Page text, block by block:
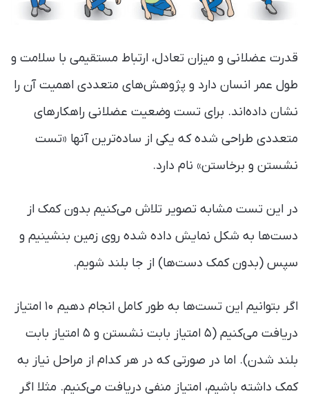
قدرت عضلانی و میزان تعادل، ارتباط مستقیمی با سلامت و
طول عمر انسان دارد و پژوهش‌های متعددی اهمیت آن را
نشان‌ داده‌اند. برای تست وضعیت عضلانی راهکارهای
متعددی طراحی شده که یکی از ساده‌ترین آنها «تست
نشستن و برخاستن» نام دارد.
در این تست مشابه تصویر تلاش می‌کنیم بدون کمک از
دست‌ها به شکل نمایش ‌داده شده روی زمین بنشینیم و
سپس (بدون کمک دست‌ها) از جا بلند شویم.
اگر بتوانیم این تست‌ها به طور کامل انجام دهیم ‍۱۰ امتیاز
دریافت می‌کنیم (۵ امتیاز بابت نشستن و ۵ امتیاز بابت
بلند شدن). اما در صورتی که در هر کدام از مراحل نیاز به
کمک داشته باشیم، امتیاز منفی دریافت می‌کنیم. مثلا اگر